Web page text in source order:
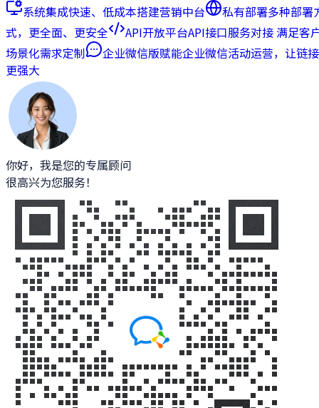
系统集成快速、低成本搭建营销中台 私有部署多种部署
式，更全面、更安全
API开放平台API接口服务对接 满足客
场景化需求定制
企业微信版赋能企业微信活动运营，让链接
更强大
你好，我是您的专属顾问
很高兴为您服务！